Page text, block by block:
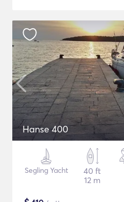
Hanse 400
Segling Yacht
40 ft
12 m